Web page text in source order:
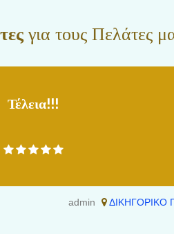
για τους Πελάτες
Τέλεια!!!
admin ΔΙΚΗΓΟΡΙΚΟ